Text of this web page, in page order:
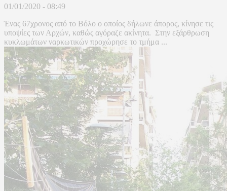
01/01/2020 - 08:49
Ένας 67χρονος από το Βόλο ο οποίος δήλωνε άπορος, κίνησε τις
υποψίες των Αρχών, καθώς αγόραζε ακίνητα. Στην εξάρθρωση
κυκλωμάτων ναρκωτικών προχώρησε το τμήμα ...